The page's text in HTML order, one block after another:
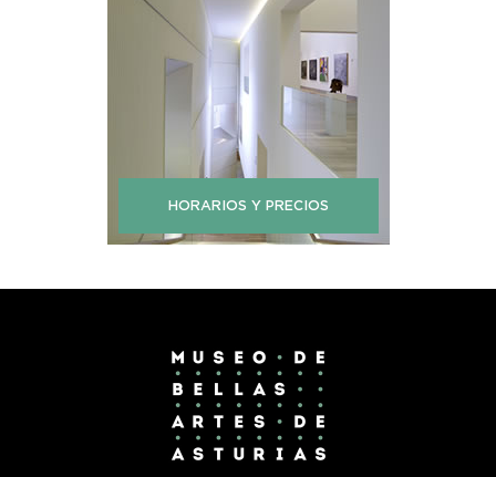
HORARIOS Y PRECIOS